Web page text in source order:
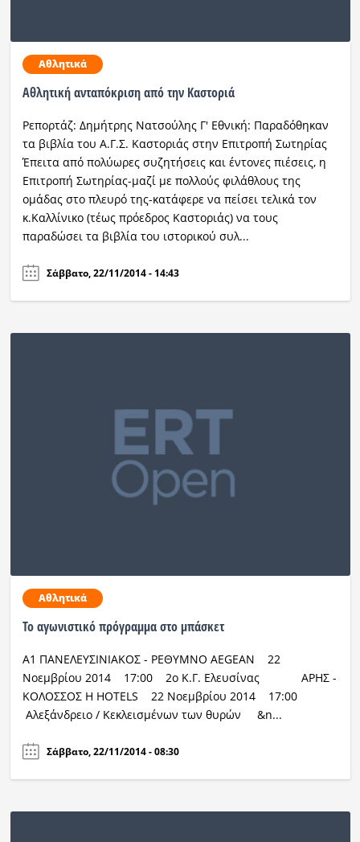
Εκπομπές
Πολιτισμός
Αθλητικά
Αθλητική ανταπόκριση από την Καστοριά
Ρεπορτάζ: Δημήτρης Νατσούλης Γ' Εθνική: Παραδόθηκαν
τα βιβλία του Α.Γ.Σ. Καστοριάς στην Επιτροπή Σωτηρίας
Έπειτα από πολύωρες συζητήσεις και έντονες πιέσεις, η
Επιτροπή Σωτηρίας-μαζί με πολλούς φιλάθλους της
ομάδας στο πλευρό της-κατάφερε να πείσει τελικά τον
κ.Καλλίνικο (τέως πρόεδρος Καστοριάς) να τους
παραδώσει τα βιβλία του ιστορικού συλ...
Σάββατο, 22/11/2014 - 14:43
Αθλητικά
To αγωνιστικό πρόγραμμα στο μπάσκετ
Α1 ΠΑΝΕΛΕΥΣΙΝΙΑΚΟΣ - ΡΕΘΥΜΝΟ AEGEAN 22
Νοεμβρίου 2014 17:00 2ο Κ.Γ. Ελευσίνας ΑΡΗΣ -
ΚΟΛΟΣΣΟΣ H HOTELS 22 Νοεμβρίου 2014 17:00
Αλεξάνδρειο / Κεκλεισμένων των θυρών &n...
Σάββατο, 22/11/2014 - 08:30